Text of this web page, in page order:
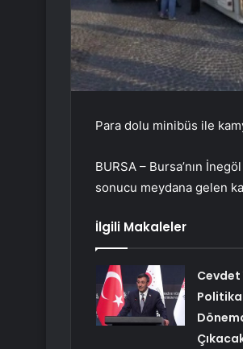
Para dolu minibüs ile
BURSA – Bursa’nın
sonucu meydana gelen
İlgili Makaleler
Cevdet